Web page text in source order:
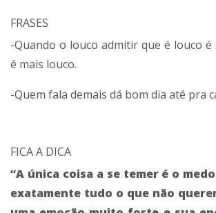
FRASES
-Quando o louco admitir que é louco
é mais louco.
-Quem fala demais dá bom dia até pra
FICA A DICA
“A única coisa a se temer é o
exatamente tudo o que não